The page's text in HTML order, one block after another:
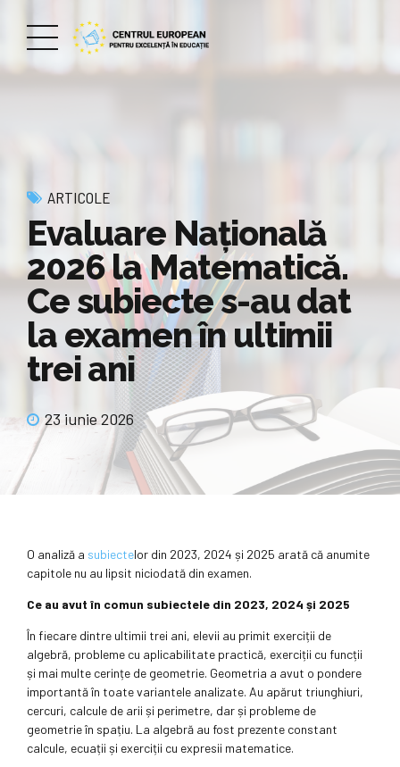
ARTICOLE
Evaluare Națională
2026 la Matematică.
Ce subiecte s-au dat
la examen în ultimii
trei ani
23 iunie 2026
O analiză a subiectelor din 2023, 2024 și 2025 arată că anumite
capitole nu au lipsit niciodată din examen.
Ce au avut în comun subiectele din 2023, 2024 și 2025
În fiecare dintre ultimii trei ani, elevii au primit exerciții de
algebră, probleme cu aplicabilitate practică, exerciții cu funcții
și mai multe cerințe de geometrie. Geometria a avut o pondere
importantă în toate variantele analizate. Au apărut triunghiuri,
cercuri, calcule de arii și perimetre, dar și probleme de
geometrie în spațiu. La algebră au fost prezente constant
calcule, ecuații și exerciții cu expresii matematice.